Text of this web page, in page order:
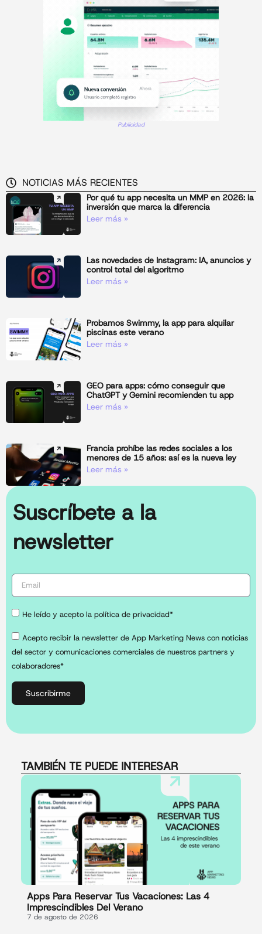
Publicidad
NOTICIAS MÁS RECIENTES
Por qué tu app necesita un MMP en 2026: la
inversión que marca la diferencia
Leer más »
Las novedades de Instagram: IA, anuncios y
control total del algoritmo
Leer más »
Probamos Swimmy, la app para alquilar
piscinas este verano
Leer más »
GEO para apps: cómo conseguir que
ChatGPT y Gemini recomienden tu app
Leer más »
Francia prohíbe las redes sociales a los
menores de 15 años: así es la nueva ley
Leer más »
Suscríbete a la
newsletter
He leído y acepto la política de privacidad*
Acepto recibir la newsletter de App Marketing News con noticias
del sector y comunicaciones comerciales de nuestros partners y
colaboradores*
Suscribirme
TAMBIÉN TE PUEDE INTERESAR
Apps Para Reservar Tus Vacaciones: Las 4
Imprescindibles Del Verano
7 de agosto de 2026